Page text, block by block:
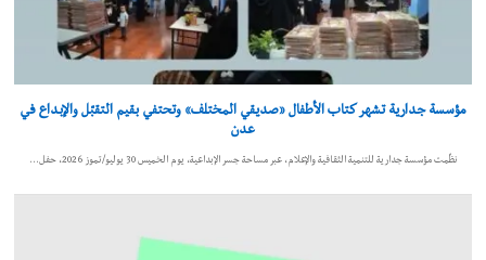
مؤسسة جدارية تشهر كتاب الأطفال «صديقي المختلف» وتحتفي بقيم التقبّل والإبداع في
عدن
نظّمت مؤسسة جدارية للتنمية الثقافية والإعلام، عبر مساحة جسر الإبداعية، يوم الخميس 30 يوليو/تموز 2026، حفل…